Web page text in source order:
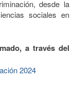
desde la
sociales en
a través del
2024